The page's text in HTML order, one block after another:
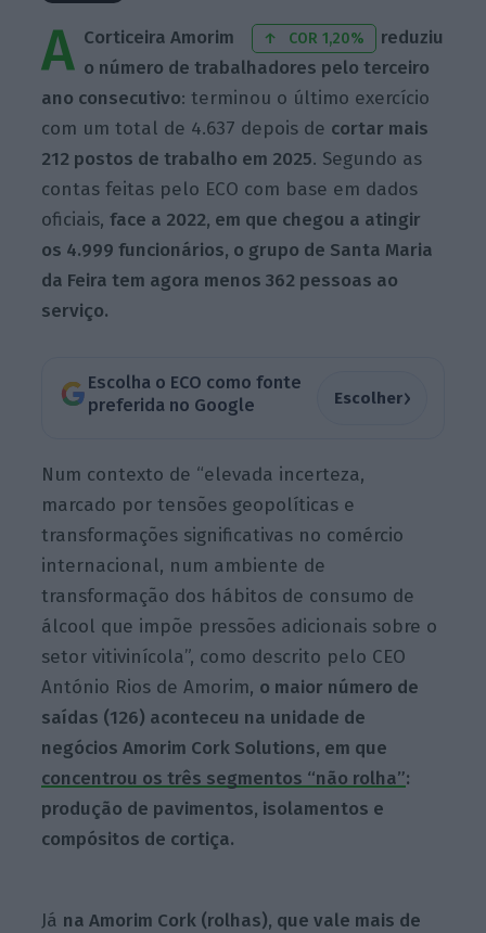
A Corticeira Amorim COR 1,20%
reduziu
o número de trabalhadores pelo terceiro
ano consecutivo: terminou o último exercício
com um total de 4.637 depois de cortar mais
212 postos de trabalho em 2025. Segundo as
contas feitas pelo ECO com base em dados
oficiais,face a 2022, em que chegou a atingir
os 4.999 funcionários, o grupo de Santa Maria
da Feira tem agora menos 362 pessoas ao
serviço.
Escolha o ECO como fonte
preferida no Google
Escolher›
Num contexto de “elevada incerteza,
marcado por tensões geopolíticas e
transformações significativas no comércio
internacional, num ambiente de
transformação dos hábitos de consumo de
álcool que impõe pressões adicionais sobre o
setor vitivinícola”, como descrito pelo CEO
António Rios de Amorim, o maior número de
saídas (126) aconteceu na unidade de
negócios Amorim Cork Solutions, em que
concentrou os três segmentos “não rolha”:
produção de pavimentos, isolamentos e
compósitos de cortiça.
Já na Amorim Cork (rolhas), que vale mais de